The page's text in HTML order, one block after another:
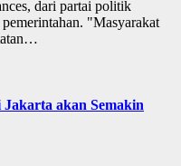
dari partai politik
"Masyarakat
akan Semakin